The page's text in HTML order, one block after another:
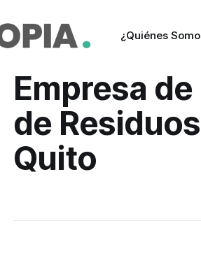
¿Quiénes
Empresa
de
Quito